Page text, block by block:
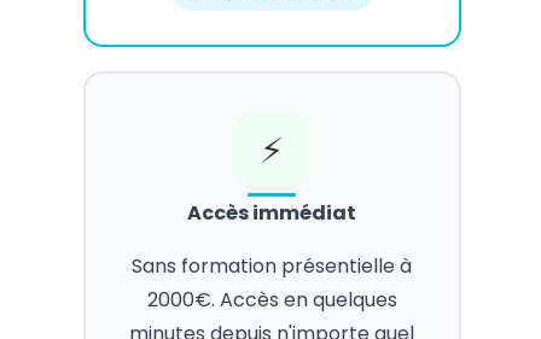
⚡
Accès immédiat
Sans formation présentielle à
2000€. Accès en quelques